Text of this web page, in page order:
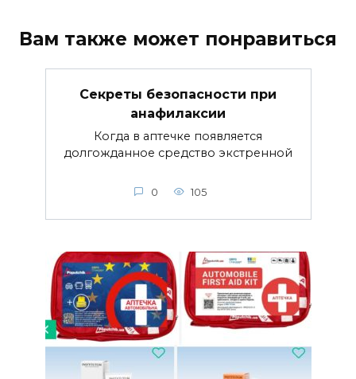
Вам также может понравиться
Секреты безопасности при
анафилаксии
Когда в аптечке появляется
долгожданное средство экстренной
0 105